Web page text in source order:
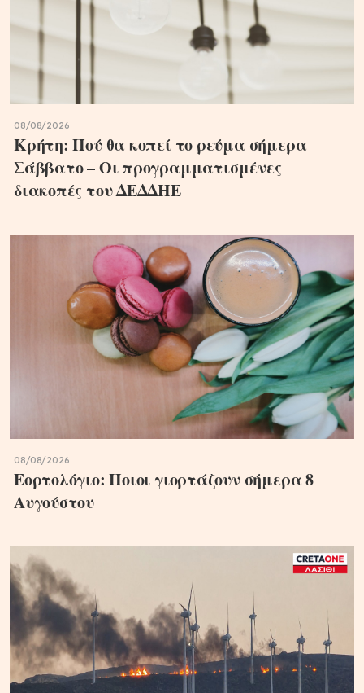
08/08/2026
Κρήτη: Πού θα κοπεί το ρεύμα σήμερα
Σάββατο – Οι προγραμματισμένες
διακοπές του ΔΕΔΔΗΕ
08/08/2026
Εορτολόγιο: Ποιοι γιορτάζουν σήμερα 8
Αυγούστου